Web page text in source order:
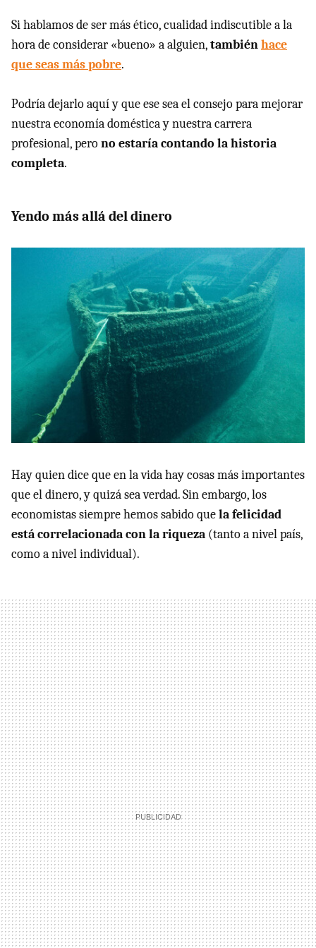
Si hablamos de ser más ético, cualidad indiscutible a la
hora de considerar «bueno» a alguien,tambiénhace
que seas más pobre.
Podría dejarlo aquí y que ese sea el consejo para mejorar
nuestra economía doméstica y nuestra carrera
profesional, perono estaría contando la historia
completa.
Yendo más allá del dinero
Hay quien dice que en la vida hay cosas más importantes
que el dinero, y quizá sea verdad. Sin embargo, los
economistas siempre hemos sabido quela felicidad
está correlacionada con la riqueza (tanto a nivel país,
como a nivel individual).